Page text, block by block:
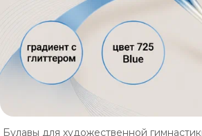
Булавы для художественной